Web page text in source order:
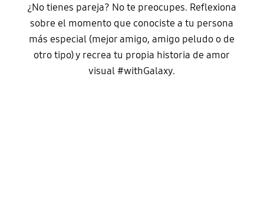
¿No tienes pareja? No te preocupes. Reflexiona
sobre el momento que conociste a tu persona
más especial (mejor amigo, amigo peludo o de
otro tipo) y recrea tu propia historia de amor
visual #withGalaxy.